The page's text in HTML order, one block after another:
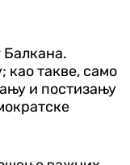
Балкана.
као такве, само
и постизању